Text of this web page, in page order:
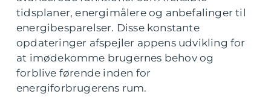
tidsplaner, energimålere og anbefalinger til
energibesparelser. Disse konstante
opdateringer afspejler appens udvikling for
at imødekomme brugernes behov og
forblive førende inden for
energiforbrugerens rum.